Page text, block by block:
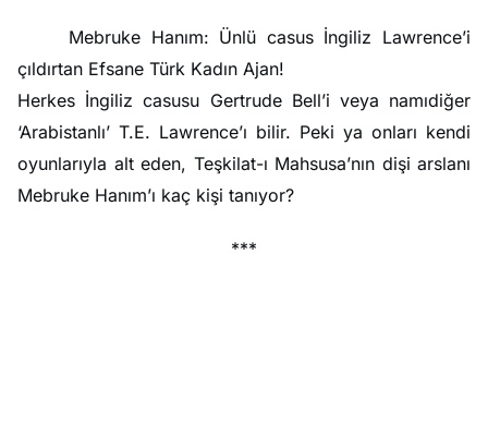
Mebruke Hanım: Ünlü casus İngiliz Lawrence’i
çıldırtan Efsane Türk Kadın Ajan!
Herkes İngiliz casusu Gertrude Bell’i veya namıdiğer
‘Arabistanlı’ T.E. Lawrence’ı bilir. Peki ya onları kendi
oyunlarıyla alt eden, Teşkilat-ı Mahsusa’nın dişi arslanı
Mebruke Hanım’ı kaç kişi tanıyor?
***